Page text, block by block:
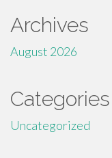
Archives
August 2026
Categories
Uncategorized